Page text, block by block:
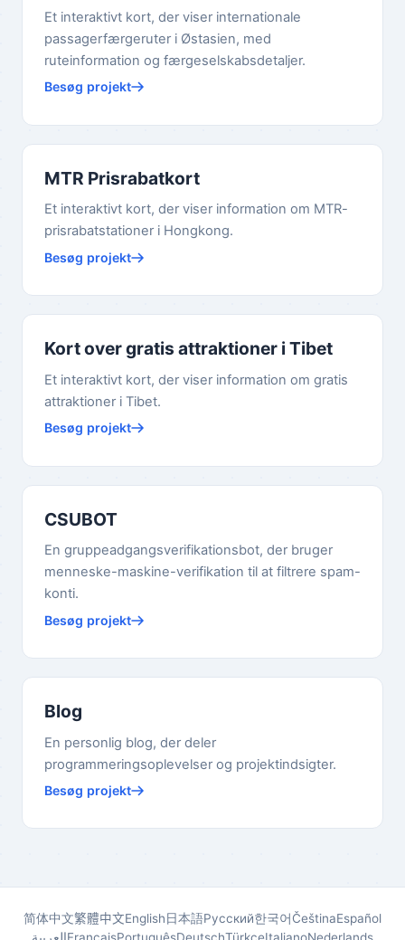
Et interaktivt kort, der viser internationale
passagerfærgeruter i Østasien, med
ruteinformation og færgeselskabsdetaljer.
Besøg projekt
MTR Prisrabatkort
Et interaktivt kort, der viser information om MTR-
prisrabatstationer i Hongkong.
Besøg projekt
Kort over gratis attraktioner i Tibet
Et interaktivt kort, der viser information om gratis
attraktioner i Tibet.
Besøg projekt
CSUBOT
En gruppeadgangsverifikationsbot, der bruger
menneske-maskine-verifikation til at filtrere spam-
konti.
Besøg projekt
Blog
En personlig blog, der deler
programmeringsoplevelser og projektindsigter.
Besøg projekt
简体中文繁體中文English日本語Русский한국어ČeštinaEspañol